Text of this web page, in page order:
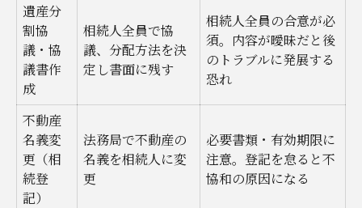
専門家に頼る不動産相続のメリットとは
専門家サポートの内容を比較できる表
不動産相続で専門家に依頼する理由
費用とサービスの違いを理解するコツ
遺言や名義変更手続きで注意すべき点
遺産分
割協
議・協
議書作
成
相続人全員で協
議、分配方法を決
定し書面に残す
相続人全員の合意が必
須。内容が曖昧だと後
のトラブルに発展する
恐れ
不動産
名義変
更（相
続登
記）
法務局で不動産の
名義を相続人に変
更
必要書類・有効期限に
注意。登記を怠ると不
協和の原因になる